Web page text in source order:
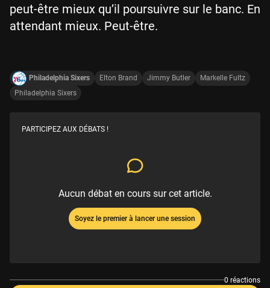
peut-être mieux qu’il poursuivre sur le banc. En
attendant mieux. Peut-être.
Philadelphia Sixers Elton Brand Jimmy Butler
Markelle Fultz
Philadelphia Sixers
PARTICIPEZ AUX DÉBATS !
Aucun débat en cours sur cet article.
Soyez le premier à lancer une session
0 réactions